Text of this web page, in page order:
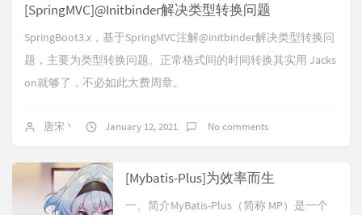
[SpringMVC]@Initbinder解决类型转换问题
SpringBoot3.x，基于SpringMVC注解@initbinder解决类型转换问
题，主要为类型转换问题。正常格式间的时间转换其实用 Jacks
on就够了，不必如此大费周章。
唐宋丶 January 12, 2021 No comments
[Mybatis-Plus]为效率而生
一、简介MyBatis-Plus（简称 MP）是一个